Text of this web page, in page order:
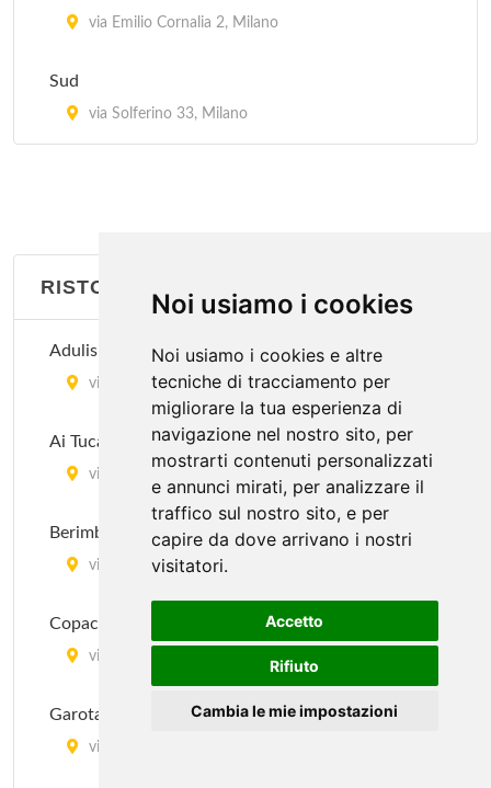
Noi usiamo i cookies
Noi usiamo i cookies e altre
tecniche di tracciamento per
migliorare la tua esperienza di
navigazione nel nostro sito, per
mostrarti contenuti personalizzati
e annunci mirati, per analizzare il
traffico sul nostro sito, e per
capire da dove arrivano i nostri
visitatori.
Accetto
Rifiuto
Cambia le mie impostazioni
Lon Fon
Mei Lin
via San Giovanni sul Muro 13, Milano
via Emilio Cornalia 2, Milano
Sud
via Solferino 33, Milano
RISTORANTI BRASILIANI
Adulis Pau Brasil
via Melzo 24, Milano
Ai Tucani
via Novara 342, Milano
Berimbao
via Marghera 43, Milano
Copacabana
via Giuseppe Tartini 13, Milano
Garota De Ipanema
via General Giuseppe Govone 42, Milano